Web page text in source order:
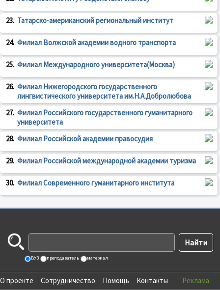
23. Татарско-американский региональный институт
24. Филиал Волжской академии водного транспорта
25. Филиал Международного университета(Москва)
26. Филиал Нижегородского государственного
лингвистического университета им.Н.А.Добролюбова
27. Филиал Российского государственного гуманитарного
университета
28. Филиал Российской академии правосудия
29. Филиал Российской международной академии туризма
30. Филиал Современного гуманитарного института
ВУЗ преподаватель материал
О проекте Сотрудничество Помощь Контакты Реклама